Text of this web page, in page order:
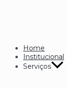
Home
Institucional
Serviços